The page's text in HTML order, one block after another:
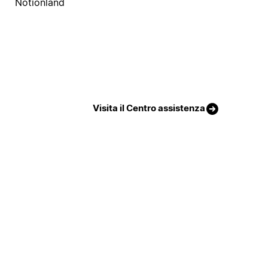
Visita il Centro assistenza